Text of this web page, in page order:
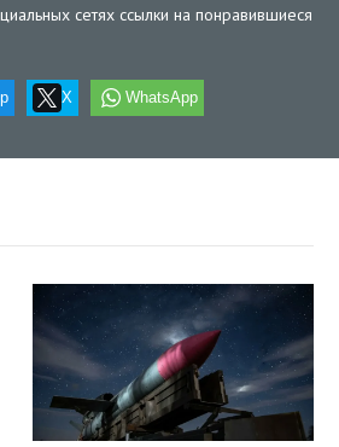
сетях ссылки на понравившиеся
X WhatsApp